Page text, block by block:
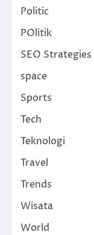
Politic
POlitik
SEO Strategies
space
Sports
Tech
Teknologi
Travel
Trends
Wisata
World